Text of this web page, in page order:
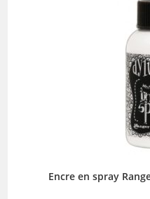
Encre en spray